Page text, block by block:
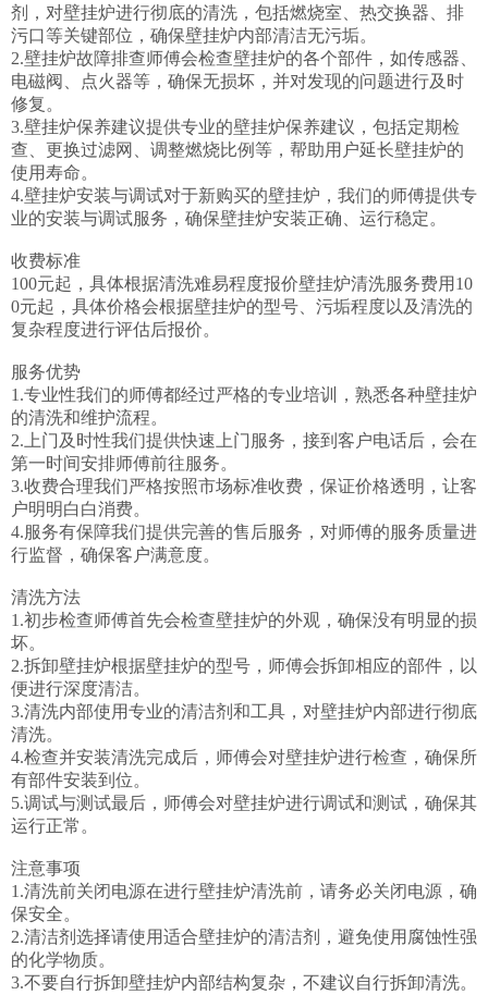
剂，对壁挂炉进行彻底的清洗，包括燃烧室、热交换器、排
污口等关键部位，确保壁挂炉内部清洁无污垢。
2.壁挂炉故障排查师傅会检查壁挂炉的各个部件，如传感器、
电磁阀、点火器等，确保无损坏，并对发现的问题进行及时
修复。
3.壁挂炉保养建议提供专业的壁挂炉保养建议，包括定期检
查、更换过滤网、调整燃烧比例等，帮助用户延长壁挂炉的
使用寿命。
4.壁挂炉安装与调试对于新购买的壁挂炉，我们的师傅提供专
业的安装与调试服务，确保壁挂炉安装正确、运行稳定。
收费标准
100元起，具体根据清洗难易程度报价壁挂炉清洗服务费用10
0元起，具体价格会根据壁挂炉的型号、污垢程度以及清洗的
复杂程度进行评估后报价。
服务优势
1.专业性我们的师傅都经过严格的专业培训，熟悉各种壁挂炉
的清洗和维护流程。
2.上门及时性我们提供快速上门服务，接到客户电话后，会在
第一时间安排师傅前往服务。
3.收费合理我们严格按照市场标准收费，保证价格透明，让客
户明明白白消费。
4.服务有保障我们提供完善的售后服务，对师傅的服务质量进
行监督，确保客户满意度。
清洗方法
1.初步检查师傅首先会检查壁挂炉的外观，确保没有明显的损
坏。
2.拆卸壁挂炉根据壁挂炉的型号，师傅会拆卸相应的部件，以
便进行深度清洁。
3.清洗内部使用专业的清洁剂和工具，对壁挂炉内部进行彻底
清洗。
4.检查并安装清洗完成后，师傅会对壁挂炉进行检查，确保所
有部件安装到位。
5.调试与测试最后，师傅会对壁挂炉进行调试和测试，确保其
运行正常。
注意事项
1.清洗前关闭电源在进行壁挂炉清洗前，请务必关闭电源，确
保安全。
2.清洁剂选择请使用适合壁挂炉的清洁剂，避免使用腐蚀性强
的化学物质。
3.不要自行拆卸壁挂炉内部结构复杂，不建议自行拆卸清洗。